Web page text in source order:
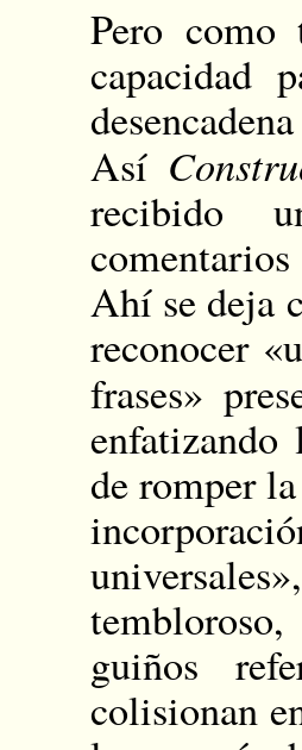
Pero como
capacidad
Así
recibido
Ahí se deja
reconocer
frases»
de romper
guiños
colisionan